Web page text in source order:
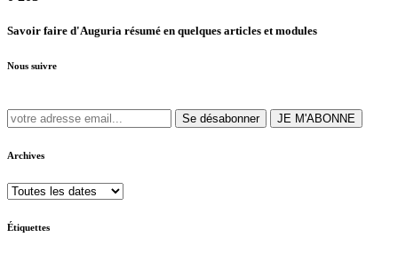
Savoir faire d'Auguria résumé en quelques articles et modules
Nous suivre
Se désabonner JE M'ABONNE
Archives
Étiquettes